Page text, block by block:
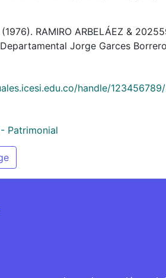
(1976). RAMIRO ARBELÁEZ &
Jorge Garces
handle/
Patrimonial